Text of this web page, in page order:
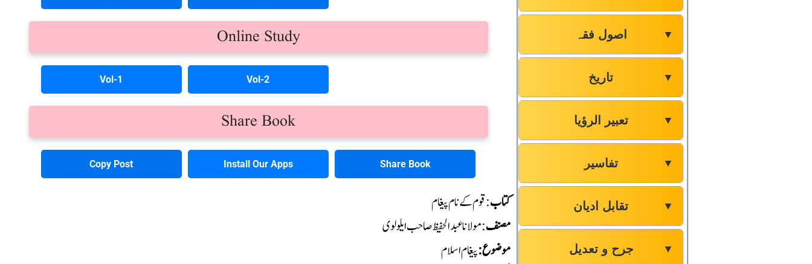
Online Study
Vol-1 Vol-2
Share Book
Copy Post Install Our Apps Share Book
کتاب: قوم کے نام پیغام
مصنف: مولانا عبدالحفیظ صاحب ایلولوی
موضوع:پیغام اسلام
اصول فقہ ▼
تاریخ ▼
تعبیر الرؤیا ▼
تفاسیر ▼
تقابل ادیان ▼
جرح و تعدیل ▼